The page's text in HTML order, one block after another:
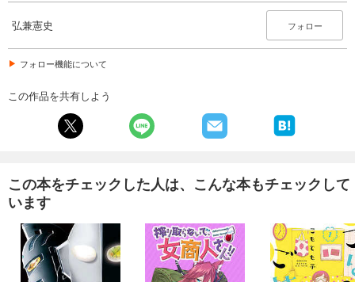
弘兼憲史 フォロー
フォロー機能について
この作品を共有しよう
この本をチェックした人は、こんな本もチェックして
います